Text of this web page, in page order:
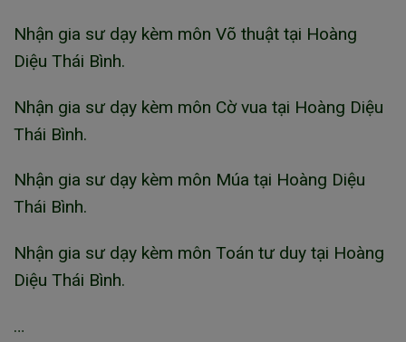
Nhận gia sư dạy kèm môn Võ thuật tại Hoàng
Diệu Thái Bình.
Nhận gia sư dạy kèm môn Cờ vua tại Hoàng Diệu
Thái Bình.
Nhận gia sư dạy kèm môn Múa tại Hoàng Diệu
Thái Bình.
Nhận gia sư dạy kèm môn Toán tư duy tại Hoàng
Diệu Thái Bình.
…